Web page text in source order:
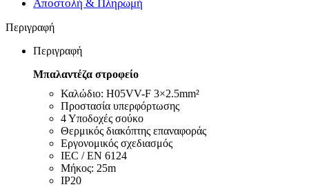
Μπαταριοθήκες
Μπαταρίες Μολύβδου
Φορτιστές
Μετατροπέας Τάσης Inverter
Επίγεια – Δορυφορική Λήψη
Επίγεια – Δορυφορική Λήψη
Κεραίες Εξωτερικές
Κεραίες Εσωτερικές
Αποστολή & Πληρωμή
Περιγραφή
Περιγραφή
Mπαλαντέζα στροφείο
Καλώδιο: H05VV-F 3×2.5mm²
Προστασία υπερφόρτωσης
4 Υποδοχές σούκο
Θερμικός διακόπτης επαναφοράς
Εργονομικός σχεδιασμός
IEC / EN 6124
Mήκος: 25m
IP20